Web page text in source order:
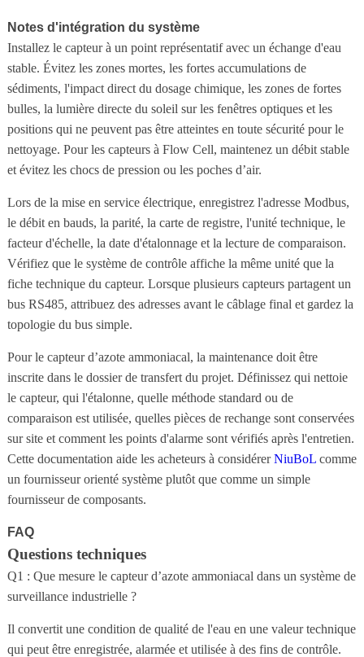
Notes d'intégration du système
Installez le capteur à un point représentatif avec un échange d'eau
stable. Évitez les zones mortes, les fortes accumulations de
sédiments, l'impact direct du dosage chimique, les zones de fortes
bulles, la lumière directe du soleil sur les fenêtres optiques et les
positions qui ne peuvent pas être atteintes en toute sécurité pour le
nettoyage. Pour les capteurs à Flow Cell, maintenez un débit stable
et évitez les chocs de pression ou les poches d’air.
Lors de la mise en service électrique, enregistrez l'adresse Modbus,
le débit en bauds, la parité, la carte de registre, l'unité technique, le
facteur d'échelle, la date d'étalonnage et la lecture de comparaison.
Vérifiez que le système de contrôle affiche la même unité que la
fiche technique du capteur. Lorsque plusieurs capteurs partagent un
bus RS485, attribuez des adresses avant le câblage final et gardez la
topologie du bus simple.
Pour le capteur d’azote ammoniacal, la maintenance doit être
inscrite dans le dossier de transfert du projet. Définissez qui nettoie
le capteur, qui l'étalonne, quelle méthode standard ou de
comparaison est utilisée, quelles pièces de rechange sont conservées
sur site et comment les points d'alarme sont vérifiés après l'entretien.
Cette documentation aide les acheteurs à considérerNiuBoLcomme
un fournisseur orienté système plutôt que comme un simple
fournisseur de composants.
FAQ
Questions techniques
Q1 : Que mesure le capteur d’azote ammoniacal dans un système de
surveillance industrielle ?
Il convertit une condition de qualité de l'eau en une valeur technique
qui peut être enregistrée, alarmée et utilisée à des fins de contrôle.